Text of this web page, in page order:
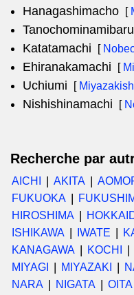
Hanagashimacho [
Tanochominamibaru
Katatamachi [
Ehiranakamachi [
Uchiumi [
Nishishinamachi [
Recherche par
AICHI AKITA
FUKUOKA
HIROSHIMA
ISHIKAWA
IWATE
KANAGAWA
KOCHI
MIYAGI
MIYAZAKI
NARA
NIGATA OITA